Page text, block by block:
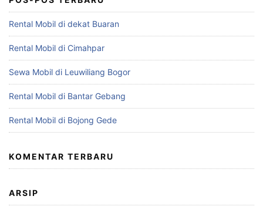
Rental Mobil di dekat Buaran
Rental Mobil di Cimahpar
Sewa Mobil di Leuwiliang Bogor
Rental Mobil di Bantar Gebang
Rental Mobil di Bojong Gede
KOMENTAR TERBARU
ARSIP